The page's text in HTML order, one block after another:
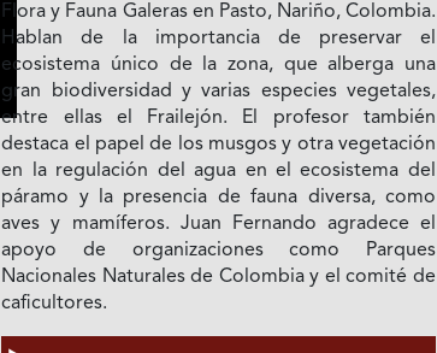
Flora y Fauna Galeras en Pasto, Nariño, Colombia.
Hablan de la importancia de preservar el
ecosistema único de la zona, que alberga una
gran biodiversidad y varias especies vegetales,
entre ellas el Frailejón. El profesor también
destaca el papel de los musgos y otra vegetación
en la regulación del agua en el ecosistema del
páramo y la presencia de fauna diversa, como
aves y mamíferos. Juan Fernando agradece el
apoyo de organizaciones como Parques
Nacionales Naturales de Colombia y el comité de
caficultores.